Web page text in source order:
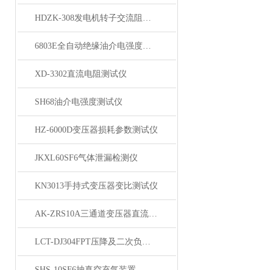
HDZK-308发电机转子交流阻抗测试仪
6803E全自动绝缘油介电强度测试仪
XD-3302直流电阻测试仪
SH68油介电强度测试仪
HZ-6000D变压器损耗参数测试仪
JKXL60SF6气体泄漏检测仪
KN3013手持式变压器变比测试仪
AK-ZRS10A三通道变压器直流电阻测试仪
LCT-DJ304FPT压降及二次负荷测试仪